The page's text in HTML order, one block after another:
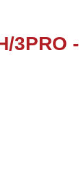
3PRO